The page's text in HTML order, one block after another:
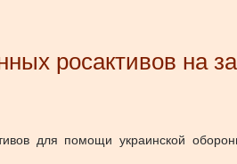
росактивов на
для помощи украинской